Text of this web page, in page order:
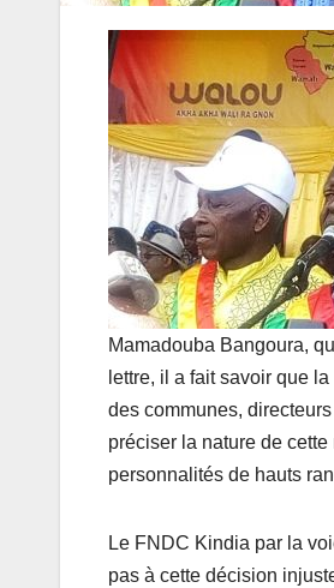
Mamadouba Bangoura,
lettre, il a fait savoir que
des communes,
préciser la nature de
personnalités de hauts
Le FNDC Kindia par la
pas à cette décision